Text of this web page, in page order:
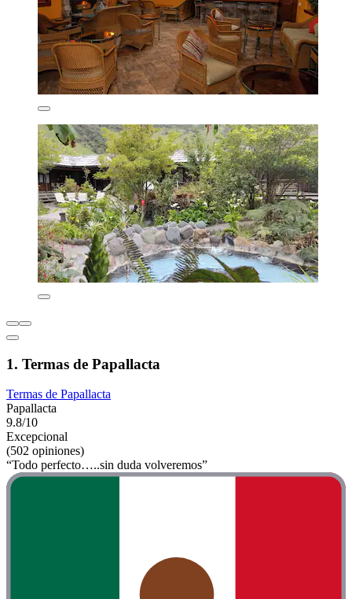
1. Termas de Papallacta
Termas de Papallacta
Papallacta
9.8/10
Excepcional
(502 opiniones)
“Todo perfecto…..sin duda volveremos”